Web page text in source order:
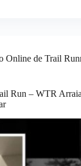
Online de Trail
Run – WTR